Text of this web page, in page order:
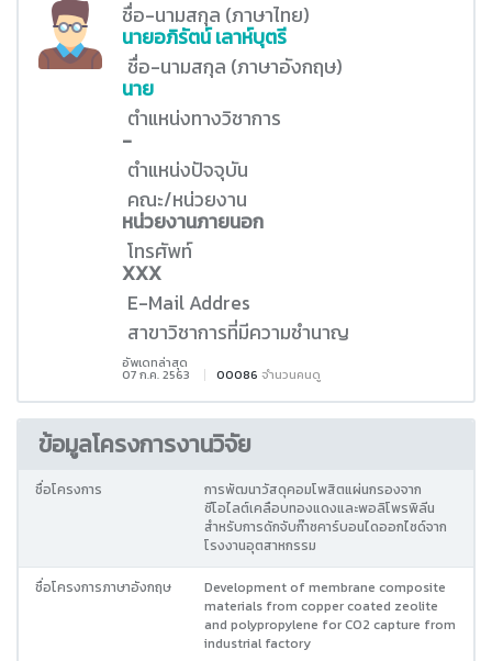
ชื่อ-นามสกุล (ภาษาไทย)
นายอภิรัตน์ เลาห์บุตรี
ชื่อ-นามสกุล (ภาษาอังกฤษ)
นาย
ตำแหน่งทางวิชาการ
-
ตำแหน่งปัจจุบัน
คณะ/หน่วยงาน
หน่วยงานภายนอก
โทรศัพท์
XXX
E-Mail Addres
สาขาวิชาการที่มีความชำนาญ
อัพเดทล่าสุด
07 ก.ค. 2563 00086 จำนวนคนดู
ข้อมูลโครงการงานวิจัย
ชื่อโครงการ
การพัฒนาวัสดุคอมโพสิตแผ่นกรองจาก
ซีโอไลต์เคลือบทองแดงและพอลิโพรพิลีน
สำหรับการดักจับก๊าซคาร์บอนไดออกไซด์จาก
โรงงานอุตสาหกรรม
ชื่อโครงการภาษาอังกฤษ
Development of membrane composite
materials from copper coated zeolite
and polypropylene for CO2 capture from
industrial factory